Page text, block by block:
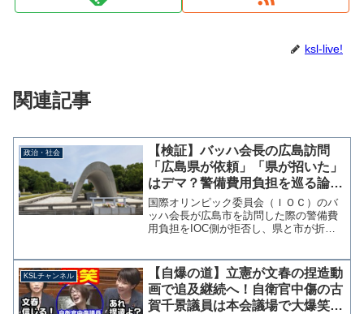
ksl-live!
関連記事
政治・社会
【検証】バッハ会長の広島訪問
「広島県が依頼」「県が招いた」
はデマ？警備費用負担を巡る論
争、両者が事実誤認
国際オリンピック委員会（ＩＯＣ）のバ
ッハ会長が広島市を訪問した際の警備費
用負担をIOC側が拒否し、県と市が折半
費用負担することに賛成する側の主張
「広島県が招いた」「県が...
KSLチャンネル
【自爆の道】立憲が文春の捏造動
画で追及継続へ！自衛官中傷の古
賀千景議員は本会議場で大爆笑！